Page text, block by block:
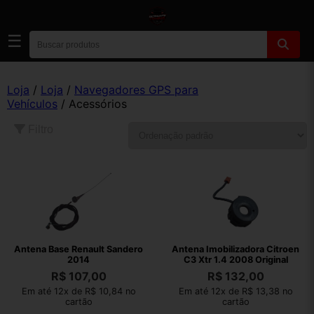
☰
Loja / Loja / Navegadores GPS para
Vehículos / Acessórios
Antena Base Renault Sandero
2014
R$107,00
Em até 12x de R$ 10,84 no
cartão
Antena Imobilizadora Citroen
C3 Xtr 1.4 2008 Original
R$132,00
Em até 12x de R$ 13,38 no
cartão